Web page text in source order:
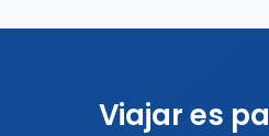
Viajar es